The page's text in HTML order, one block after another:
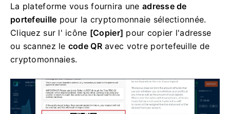
La plateforme vous fournira une adresse de
portefeuille pour la cryptomonnaie sélectionnée.
Cliquez sur l' icône [Copier] pour copier l'adresse
ou scannez le code QRavec votre portefeuille de
cryptomonnaies.